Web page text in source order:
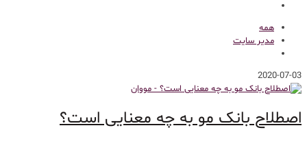
همه
مدیر سایت
2020-07-03
اصطلاح بانک مو به چه معنایی است؟